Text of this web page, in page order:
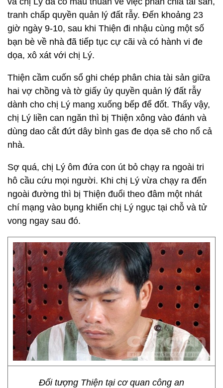
tranh chấp quyền quản lý đất rẫy. Đến khoảng 23
giờ ngày 9-10, sau khi Thiện đi nhậu cùng một số
bạn bè về nhà đã tiếp tục cự cãi và có hành vi đe
dọa, xô xát với chị Lý.
Thiện cầm cuốn sổ ghi chép phân chia tài sản giữa
hai vợ chồng và tờ giấy ủy quyền quản lý đất rẫy
dành cho chị Lý mang xuống bếp để đốt. Thấy vậy,
chị Lý liền can ngăn thì bị Thiện xông vào đánh và
dùng dao cắt đứt dây bình gas đe dọa sẽ cho nổ cả
nhà.
Sợ quá, chị Lý ôm đứa con út bỏ chạy ra ngoài tri
hô cầu cứu mọi người. Khi chị Lý vừa chạy ra đến
ngoài đường thì bị Thiện đuổi theo đâm một nhát
chí mạng vào bụng khiến chị Lý ngục tại chỗ và tử
vong ngay sau đó.
Đối tượng Thiện tại cơ quan công an